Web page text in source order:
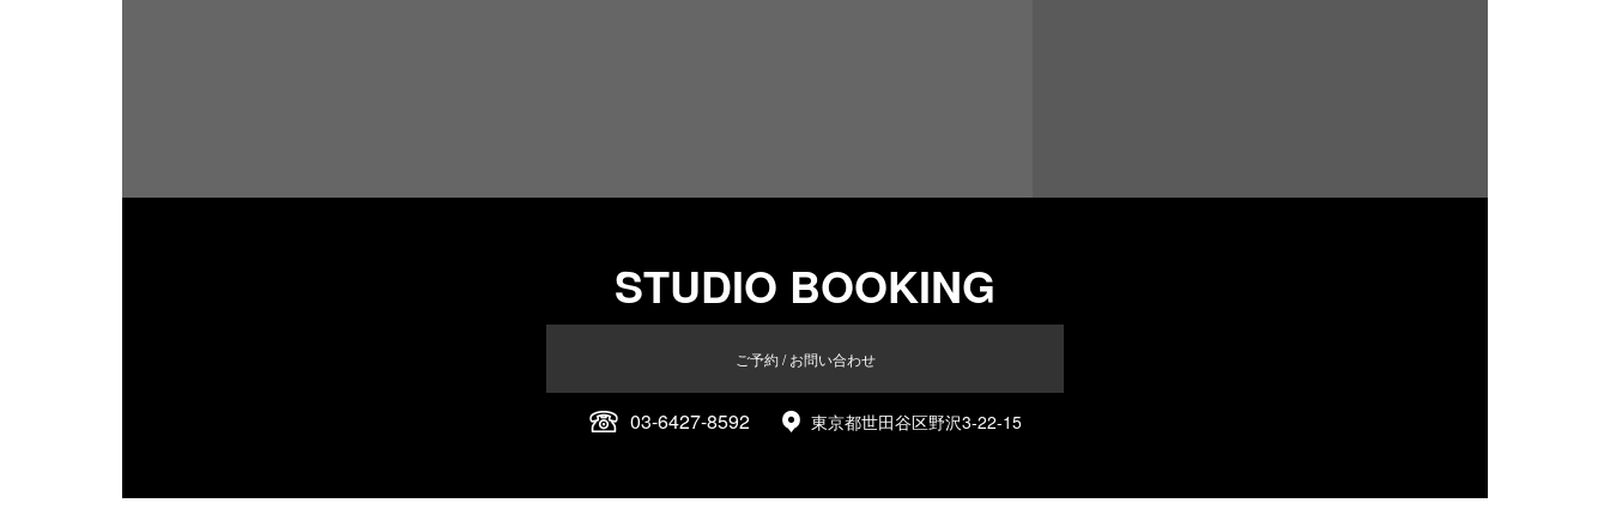
STUDIO BOOKING
ご予約 / お問い合わせ
03-6427-8592 東京都世田谷区野沢3-22-15